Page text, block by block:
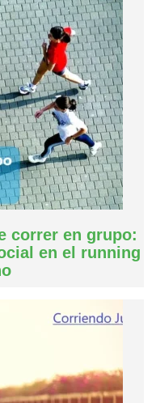
correr en grupo:
en el running